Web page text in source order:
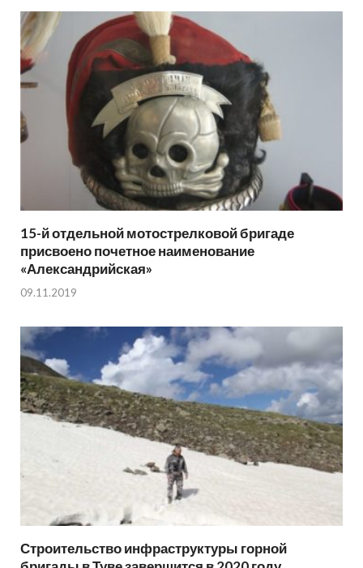
15-й отдельной мотострелковой бригаде
присвоено почетное наименование
«Александрийская»
09.11.2019
Строительство инфраструктуры горной